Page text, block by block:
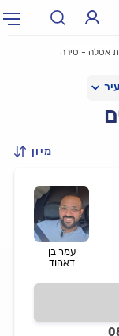
אסלה - טירה
מיון
עמר בן
דאהוד